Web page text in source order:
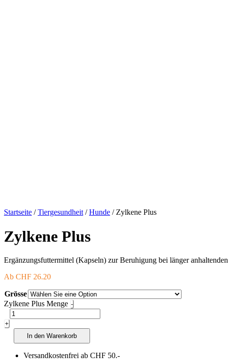
Startseite /Tiergesundheit/Hunde / Zylkene Plus
Zylkene Plus
Ergänzungsfuttermittel (Kapseln) zur Beruhigung bei länger
Ab CHF 26.20
Grösse
Zylkene Plus Menge -
+
In den Warenkorb
Versandkostenfrei ab CHF 50.-